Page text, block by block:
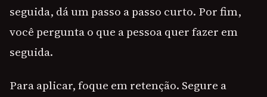
seguida, dá um passo a passo curto. Por fim,
você pergunta o que a pessoa quer fazer em
seguida.
Para aplicar, foque em retenção. Segure a